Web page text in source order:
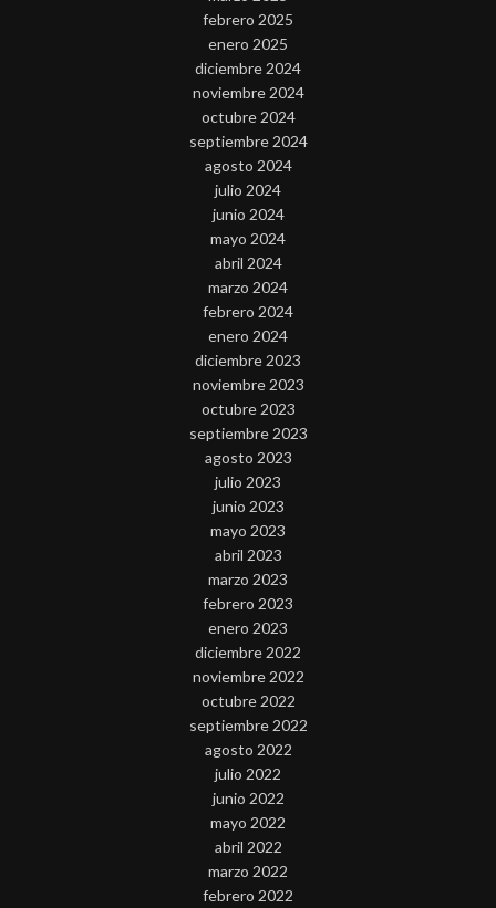
febrero 2025
enero 2025
diciembre 2024
noviembre 2024
octubre 2024
septiembre 2024
agosto 2024
julio 2024
junio 2024
mayo 2024
abril 2024
marzo 2024
febrero 2024
enero 2024
diciembre 2023
noviembre 2023
octubre 2023
septiembre 2023
agosto 2023
julio 2023
junio 2023
mayo 2023
abril 2023
marzo 2023
febrero 2023
enero 2023
diciembre 2022
noviembre 2022
octubre 2022
septiembre 2022
agosto 2022
julio 2022
junio 2022
mayo 2022
abril 2022
marzo 2022
febrero 2022